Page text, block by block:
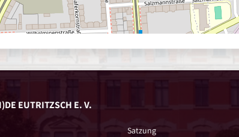
EUTRITZSCH E. V.
Satzung